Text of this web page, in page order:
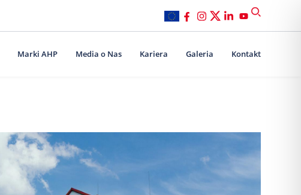
Marki AHP Media o Nas Kariera Galeria Kontakt